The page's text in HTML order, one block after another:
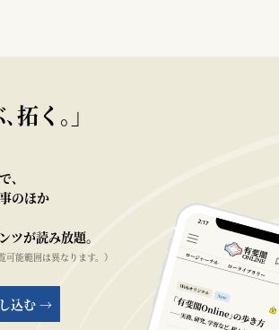
拓く｡｣
、
のほか
ツが読み放題。
可能範囲は異なります。）
込む →